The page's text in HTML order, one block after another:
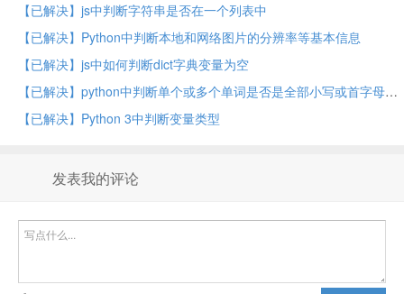
【已解决】js中判断字符串是否在一个列表中
【已解决】Python中判断本地和网络图片的分辨率等基本信息
【已解决】js中如何判断dict字典变量为空
【已解决】python中判断单个或多个单词是否是全部小写或首字母小写
【已解决】Python 3中判断变量类型
发表我的评论